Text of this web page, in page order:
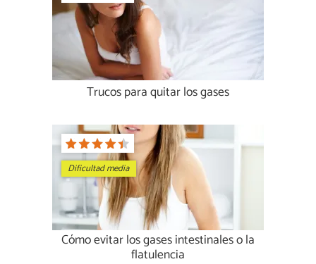
Trucos para quitar los gases
Dificultad media
Cómo evitar los gases intestinales o la
flatulencia